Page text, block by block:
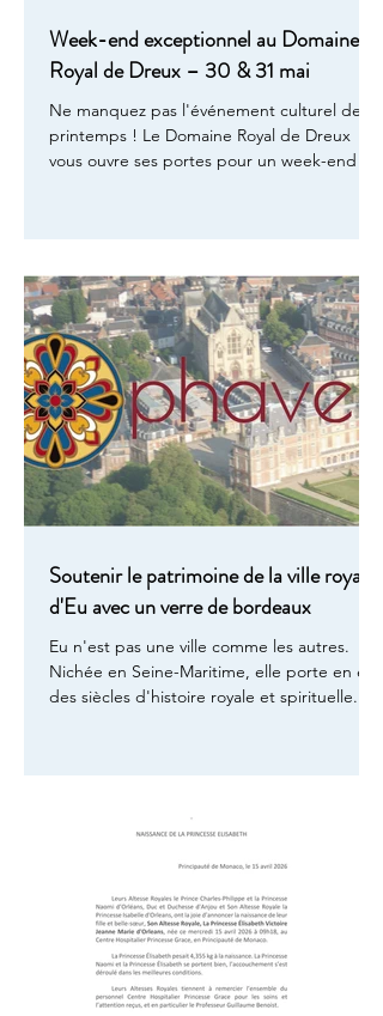
Week-end exceptionnel au Domaine
Royal de Dreux – 30 & 31 mai
Ne manquez pas l'événement culturel de ce
printemps ! Le Domaine Royal de Dreux
vous ouvre ses portes pour un week-end où
François-André Danican Philidor, génie né à
Dreux en 1726 — compositeur baroque de
génie et joueur d'échecs de légende. Une
figure hors du commun que le Domaine
Royal honore avec éclat. 🎻 Samedi 30 ma
Soutenir le patrimoine de la ville royale
d'Eu avec un verre de bordeaux
Eu n'est pas une ville comme les autres.
Nichée en Seine-Maritime, elle porte en elle
des siècles d'histoire royale et spirituelle.
aussi que le roi Louis-Philippe choisit
château d'Eu l'une des demeures favorites
de la famille d'Orléans, et accueillant la
reine Victoria à deux